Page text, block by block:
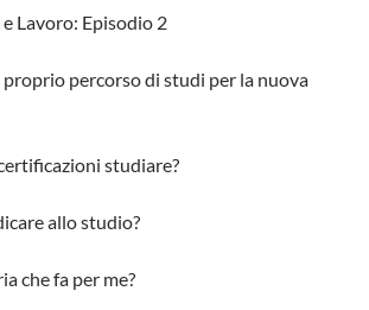
Lavoro: Episodio 2
percorso di studi per la nuova
studiare?
allo studio?
che fa per me?